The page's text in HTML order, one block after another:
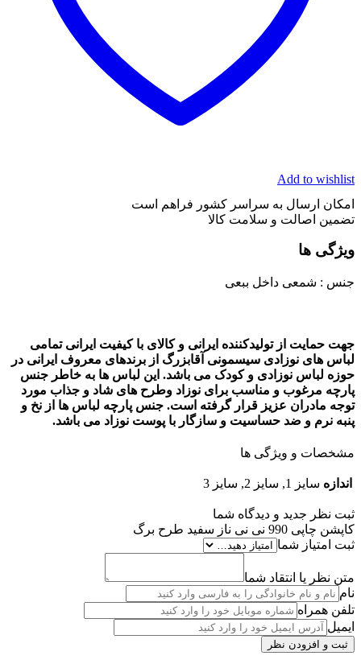
Add to wishlist
امکان ارسال به سراسر کشور فراهم است
تضمین اصالت و سلامت کالا
ویژگی ها
جنس : شمعی داخل ببعی
جهت حمایت از تولیدکننده ایرانی و کالای با کیفیت ایرانی تمامی
لباس های نوزادی سیسمونی آقابزرگ از برندهای معروف ایرانی در
حوزه لباس نوزادی و کودک می باشد. این لباس ها به خاطر جنس
پارچه مرغوب و مناسب برای نوزاد وطرح های شاد و جذاب مورد
توجه مادران عزیز قرار گرفته است. جنس پارچه لباس ها از نخ و
پنبه نرم و ضد حساسیت و سازگار با پوست نوزاد می باشد.
مشخصات و ویژگی ها
اندازه سایز 1, سایز 2, سایز 3
ثبت نظر جدید و دیدگاه شما
کاپشن چاپی 990 نی نی ناز سفید طرح برگ
ثبت امتیاز شما
متن نظر یا انتقاد شما
نام
تلفن همراه
ایمیل